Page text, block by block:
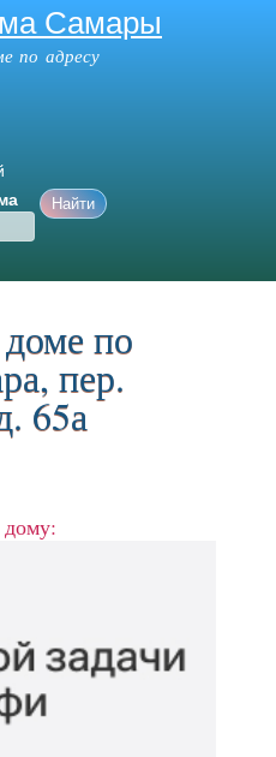
Самары
по адресу
по
пер.
65а